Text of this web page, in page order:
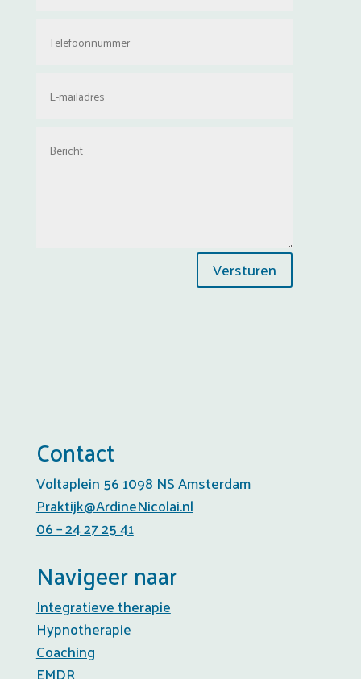
Versturen
Contact
Voltaplein 56 1098 NS Amsterdam
Praktijk@ArdineNicolai.nl
06 – 24 27 25 41
Navigeer naar
Integratieve therapie
Hypnotherapie
Coaching